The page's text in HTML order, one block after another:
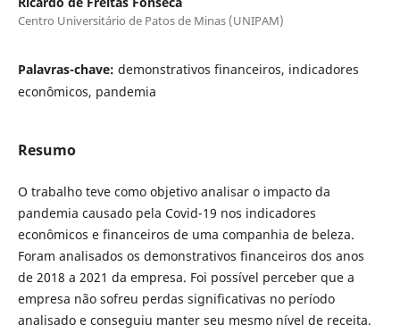
Centro Universitário de Patos de Minas (UNIPAM)
Palavras-chave: demonstrativos financeiros, indicadores
econômicos, pandemia
Resumo
O trabalho teve como objetivo analisar o impacto da
pandemia causado pela Covid-19 nos indicadores
econômicos e financeiros de uma companhia de beleza.
Foram analisados os demonstrativos financeiros dos anos
de 2018 a 2021 da empresa. Foi possível perceber que a
empresa não sofreu perdas significativas no período
analisado e conseguiu manter seu mesmo nível de receita.